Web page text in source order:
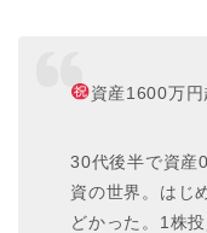
資産1600万円
30代後半で資産
資の世界。はじ
どかった。1株